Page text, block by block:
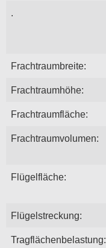
.
Frachtraumbreite:
Frachtraumhöhe:
Frachtraumfläche:
Frachtraumvolumen:
Flügelfläche:
Flügelstreckung:
Tragflächenbelastung: